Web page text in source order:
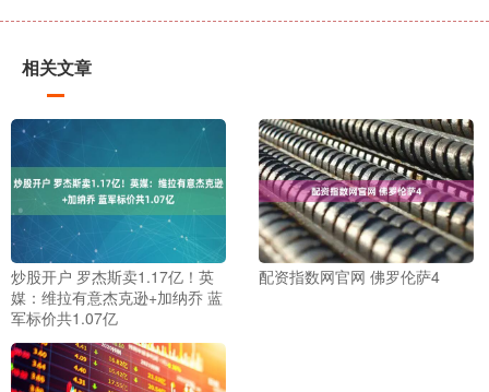
相关文章
炒股开户 罗杰斯卖1.17亿！英
媒：维拉有意杰克逊+加纳乔 蓝
军标价共1.07亿
配资指数网官网 佛罗伦萨4